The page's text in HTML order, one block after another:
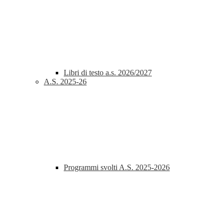
Libri di testo a.s. 2026/2027
A.S. 2025-26
Programmi svolti A.S. 2025-2026